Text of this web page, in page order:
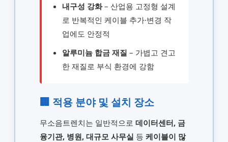
내구성 강화– 산업용 고정형 설계
로 반복적인 케이블 추가·변경 작
업에도 안정적
알루미늄 합금 재질 – 가볍고 견고
한 재질로 부식 환경에 강함
🏢 적용 분야 및 설치 장소
무소음트렌치는 일반적으로 데이터센터, 금
융기관, 병원, 대규모 사무실 등 케이블이 많